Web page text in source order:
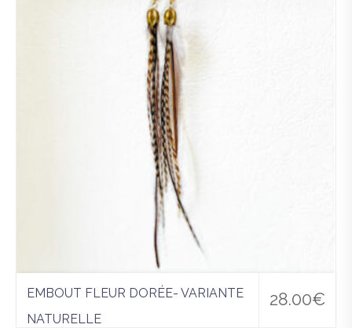
28.00€
EMBOUT FLEUR DORÉE- VARIANTE
NATURELLE